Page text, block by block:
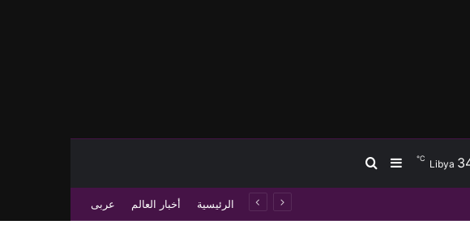
Libya
℃ إضافة عمود جانبي
بحث عن
الرئيسية أخبار العالم عربى